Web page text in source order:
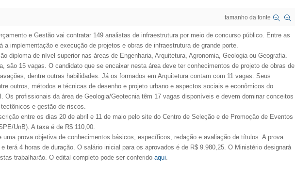
tamanho da fonte
e Gestão vai contratar 149 analistas de infraestrutura por meio de concurso público. Entre as
a implementação e execução de projetos e obras de infraestrutura de grande porte.
diploma de nível superior nas áreas de Engenharia, Arquitetura, Agronomia, Geologia ou Geografia.
são 15 vagas. O candidato que se encaixar nesta área deve ter conhecimentos de projeto de obras de
dentre outras habilidades. Já os formados em Arquitetura contam com 11 vagas. Seus
outros, métodos e técnicas de desenho e projeto urbano e aspectos sociais e econômicos do
Os profissionais da área de Geologia/Geotecnia têm 17 vagas disponíveis e devem dominar conceitos
e gestão de riscos.
entre os dias 20 de abril e 11 de maio pelo site do Centro de Seleção e de Promoção de Eventos
UnB). A taxa é de R$ 110,00.
uma prova objetiva de conhecimentos básicos, específicos, redação e avaliação de títulos. A prova
terá 4 horas de duração. O salário inicial para os aprovados é de R$ 9.980,25. O Ministério designará
trabalharão. O edital completo pode ser conferido aqui.